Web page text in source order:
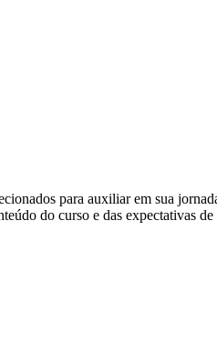
para auxiliar em sua
do curso e das expectativas